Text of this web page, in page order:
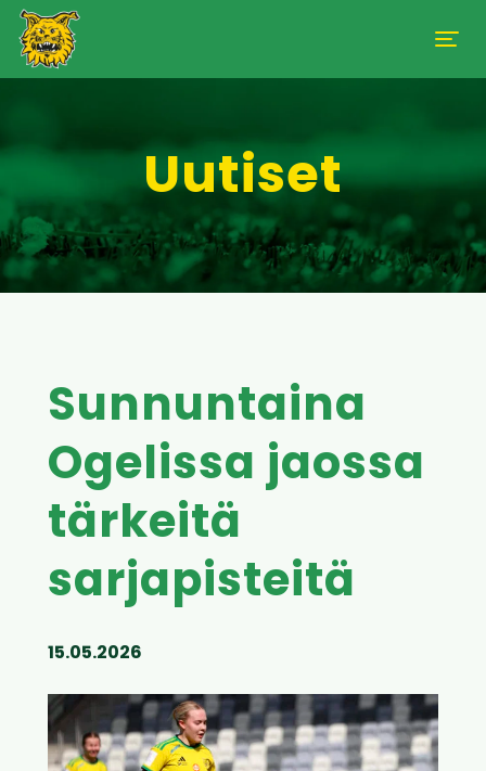
Uutiset
Sunnuntaina
Ogelissa jaossa
tärkeitä
sarjapisteitä
15.05.2026